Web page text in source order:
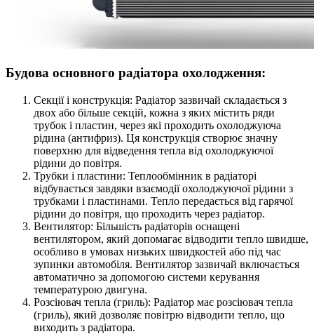
Будова основного радіатора охолодження:
Секції і конструкція: Радіатор зазвичай складається з
двох або більше секцій, кожна з яких містить ряди
трубок і пластин, через які проходить охолоджуюча
рідина (антифриз). Ця конструкція створює значну
поверхню для відведення тепла від охолоджуючої
рідини до повітря.
Трубки і пластини: Теплообмінник в радіаторі
відбувається завдяки взаємодії охолоджуючої рідини з
трубками і пластинами. Тепло передається від гарячої
рідини до повітря, що проходить через радіатор.
Вентилятор: Більшість радіаторів оснащені
вентилятором, який допомагає відводити тепло швидше,
особливо в умовах низьких швидкостей або під час
зупинки автомобіля. Вентилятор зазвичай включається
автоматично за допомогою системи керування
температурою двигуна.
Розсіювач тепла (гриль): Радіатор має розсіювач тепла
(гриль), який дозволяє повітрю відводити тепло, що
виходить з радіатора.